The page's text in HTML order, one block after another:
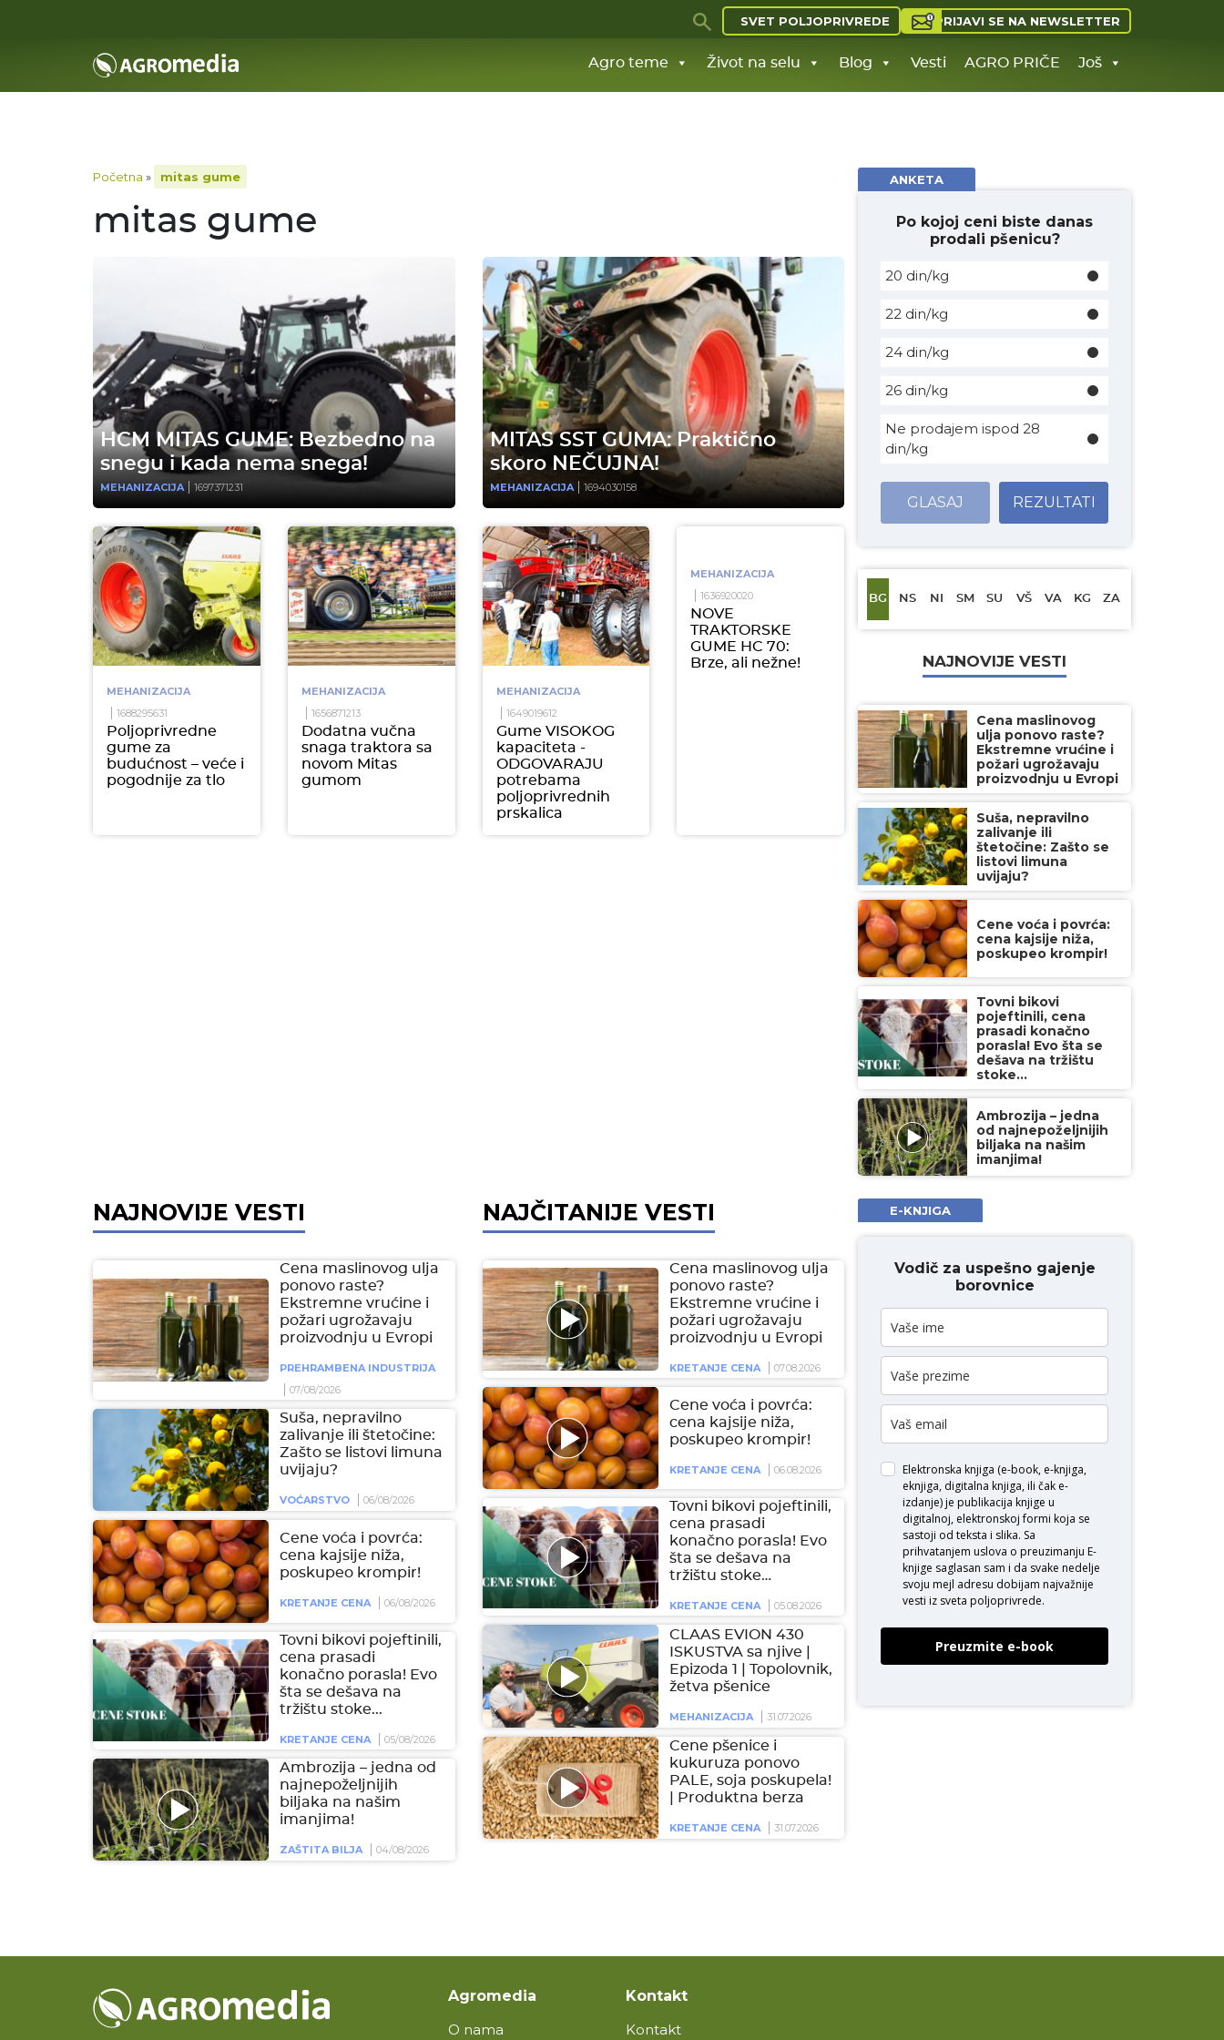
SVET POLJOPRIVREDE PRIJAVI SE NA NEWSLETTER
Agro teme Život na selu Blog Vesti AGRO PRIČE Još
Početna » mitas gume
mitas gume
HCM MITAS GUME: Bezbedno na
snegu i kada nema snega!
MEHANIZACIJA 1697371231
MITAS SST GUMA: Praktično
skoro NEČUJNA!
MEHANIZACIJA 1694030158
MEHANIZACIJA
1688295631
Poljoprivredne
gume za
budućnost – veće i
pogodnije za tlo
MEHANIZACIJA
1656871213
Dodatna vučna
snaga traktora sa
novom Mitas
gumom
MEHANIZACIJA
1649019612
Gume VISOKOG
kapaciteta -
ODGOVARAJU
potrebama
poljoprivrednih
prskalica
MEHANIZACIJA
1636920020
NOVE
TRAKTORSKE
GUME HC 70:
Brze, ali nežne!
ANKETA
Po kojoj ceni biste danas
prodali pšenicu?
20 din/kg
22 din/kg
24 din/kg
26 din/kg
Ne prodajem ispod 28
din/kg
GLASAJ REZULTATI
BG NS NI SM SU VŠ VA KG ZA
NAJNOVIJE VESTI
Cena maslinovog
ulja ponovo raste?
Ekstremne vrućine i
požari ugrožavaju
proizvodnju u Evropi
Suša, nepravilno
zalivanje ili
štetočine: Zašto se
listovi limuna
uvijaju?
Cene voća i povrća:
cena kajsije niža,
poskupeo krompir!
Tovni bikovi
pojeftinili, cena
prasadi konačno
porasla! Evo šta se
dešava na tržištu
stoke...
Ambrozija – jedna
od najnepoželjnijih
biljaka na našim
imanjima!
NAJNOVIJE VESTI
Cena maslinovog ulja
ponovo raste?
Ekstremne vrućine i
požari ugrožavaju
proizvodnju u Evropi
PREHRAMBENA INDUSTRIJA
07/08/2026
Suša, nepravilno
zalivanje ili štetočine:
Zašto se listovi limuna
uvijaju?
VOĆARSTVO 06/08/2026
Cene voća i povrća:
cena kajsije niža,
poskupeo krompir!
KRETANJE CENA 06/08/2026
Tovni bikovi pojeftinili,
cena prasadi
konačno porasla! Evo
šta se dešava na
tržištu stoke...
KRETANJE CENA 05/08/2026
Ambrozija – jedna od
najnepoželjnijih
biljaka na našim
imanjima!
ZAŠTITA BILJA 04/08/2026
NAJČITANIJE VESTI
Cena maslinovog ulja
ponovo raste?
Ekstremne vrućine i
požari ugrožavaju
proizvodnju u Evropi
KRETANJE CENA 07.08.2026
Cene voća i povrća:
cena kajsije niža,
poskupeo krompir!
KRETANJE CENA 06.08.2026
Tovni bikovi pojeftinili,
cena prasadi
konačno porasla! Evo
šta se dešava na
tržištu stoke…
KRETANJE CENA 05.08.2026
CLAAS EVION 430
ISKUSTVA sa njive |
Epizoda 1 | Topolovnik,
žetva pšenice
MEHANIZACIJA 31.07.2026
Cene pšenice i
kukuruza ponovo
PALE, soja poskupela!
| Produktna berza
KRETANJE CENA 31.07.2026
E-KNJIGA
Vodič za uspešno gajenje
borovnice
Elektronska knjiga (e-book, e-knjiga,
eknjiga, digitalna knjiga, ili čak e-
izdanje) je publikacija knjige u
digitalnoj, elektronskoj formi koja se
sastoji od teksta i slika. Sa
prihvatanjem uslova o preuzimanju E-
knjige saglasan sam i da svake nedelje
svoju mejl adresu dobijam najvažnije
vesti iz sveta poljoprivrede.
Preuzmite e-book
Agromedia
O nama
Kontakt
Kontakt